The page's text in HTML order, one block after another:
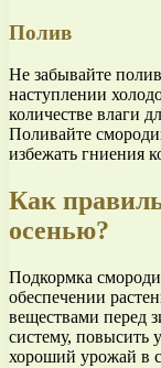
Полив
Не забывайте
наступлении
количестве влаги
Поливайте
избежать гниения
Как
осенью?
Подкормка
обеспечении
веществами перед
систему, повысить
хороший урожай в